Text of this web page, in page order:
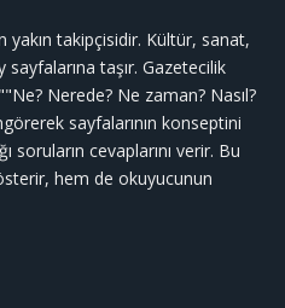
yakın takipçisidir. Kültür, sanat,
sayfalarına taşır. Gazetecilik
Nerede? Ne zaman? Nasıl?
sayfalarının konseptini
soruların cevaplarını verir. Bu
hem de okuyucunun